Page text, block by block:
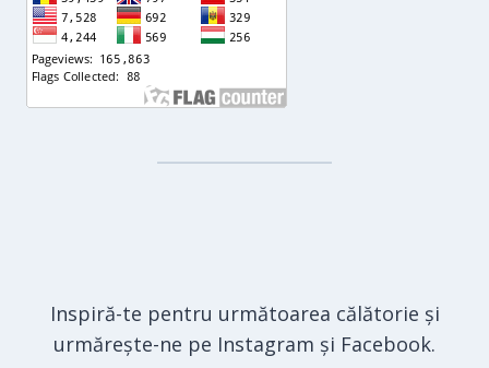
Inspiră-te pentru următoarea călătorie și
urmărește-ne pe Instagram și Facebook.